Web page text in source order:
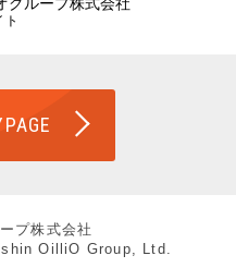
グループ株式会社
ープ株式会社
OilliO Group, Ltd.